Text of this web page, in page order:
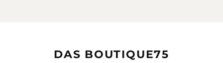
DAS BOUTIQUE75